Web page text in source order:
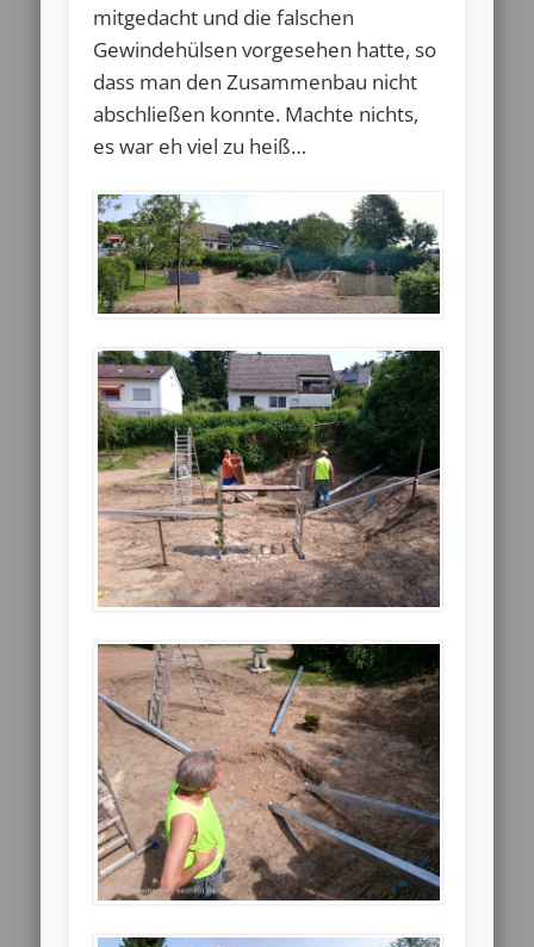
mitgedacht und die falschen
Gewindehülsen vorgesehen hatte, so
dass man den Zusammenbau nicht
abschließen konnte. Machte nichts,
es war eh viel zu heiß…